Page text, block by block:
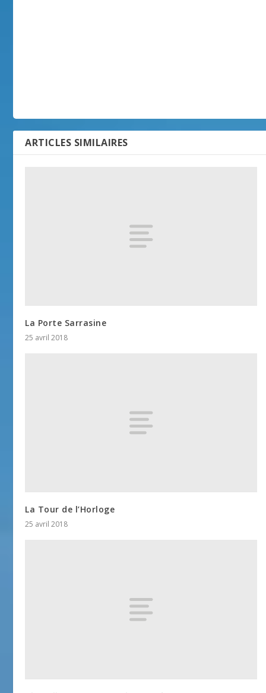
ARTICLES SIMILAIRES
La Porte Sarrasine
25 avril 2018
La Tour de l’Horloge
25 avril 2018